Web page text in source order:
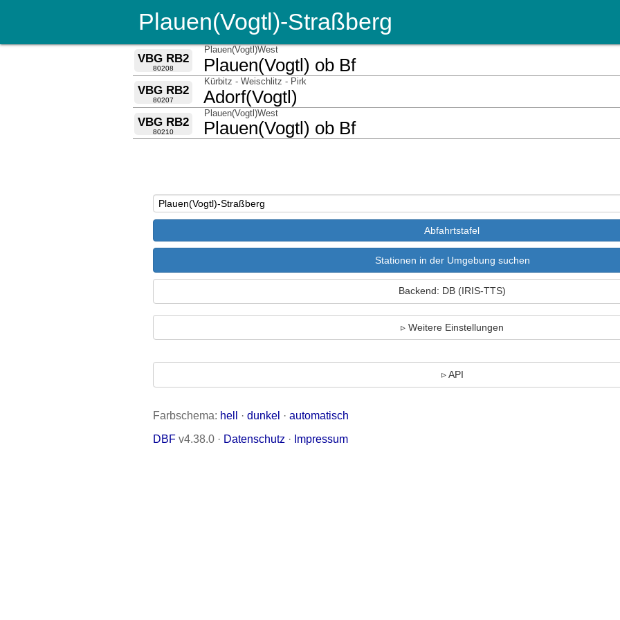
Plauen(Vogtl)-Straßberg
VBG RB2
80208 nach
Plauen(Vogtl) ob Bf
über
Plauen(Vogtl)West
VBG RB2
80207 nach
Adorf(Vogtl)
über
Kürbitz - Weischlitz - Pirk
VBG RB2
80210 nach
Plauen(Vogtl) ob Bf
über
Plauen(Vogtl)West
Stationen in der Umgebung suchen
Backend: DB (IRIS-TTS)
Weitere Einstellungen
API
Farbschema: hell · dunkel · automatisch
DBFv4.38.0 · Datenschutz · Impressum